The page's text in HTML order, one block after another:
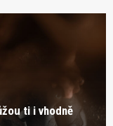
ti i vhodně